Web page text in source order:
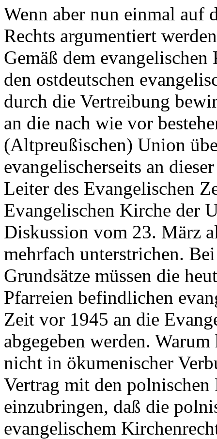
Wenn aber nun einmal auf
Rechts argumentiert
Gemäß dem
den ostdeutschen
durch die Vertreibung
an die nach wie vor
(Altpreußischen) Union
evangelischerseits an
Leiter des Evangelischen
Evangelischen Kirche der
Diskussion vom 23. März
mehrfach unterstrichen.
Grundsätze müssen die
Pfarreien befindlichen
Zeit vor 1945 an die
abgegeben werden.
nicht in ökumenischer
Vertrag mit den
einzubringen, daß die
evangelischem